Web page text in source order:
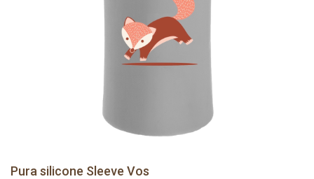
Pura silicone Sleeve Vos